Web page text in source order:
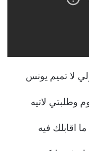
لا تميم يونس
وطلبتي لاتيه
اقابلك فيه